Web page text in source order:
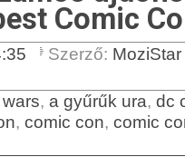
Comic
Szerző: MoziStar
, a gyűrűk ura, dc
, comic con, comic